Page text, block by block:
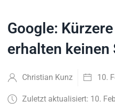
Google:
erhalten keinen
Christian Kunz 10.
Zuletzt aktualisiert: 10.